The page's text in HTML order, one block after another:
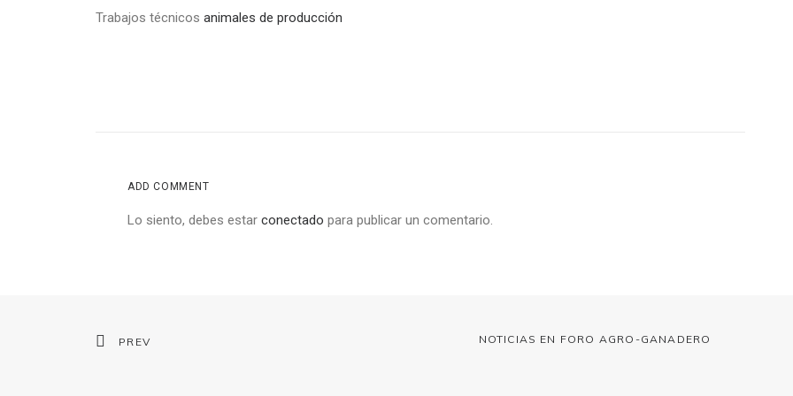
Trabajos técnicos animales de producción
ADD COMMENT
Lo siento, debes estar conectado para publicar un comentario.
PREV NOTICIAS EN FORO AGRO-GANADERO